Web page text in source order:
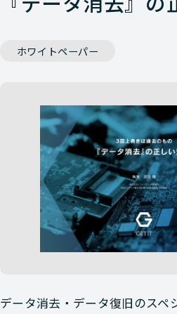
ホワイトペーパー
データ消去・データ復旧のスペ